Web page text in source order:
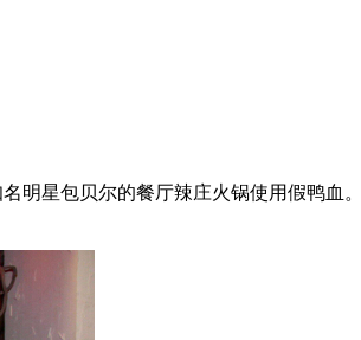
星包贝尔的餐厅辣庄火锅使用假鸭血